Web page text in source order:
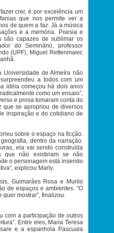
crer, é por excelência um
que nos permite ver a
de quem a faz. Já a música
e a memória. Poesia e
são capazes de sublimar os
do Seminário, professor
(UPF), Miguel Rettenmaier,
Universidade de Almeíra não
a todos com um
idéia começou há dois anos
como um ensaio”,
e prosa tomaram conta do
que se apropriou de diversos
inspiração e do cotidiano de
sobre o espaço na ficção.
dentro da narração.
ela vai sendo construída
que não existiriam se não
o personagem está inserido
explicou Marly.
Guimarães Rosa e Murilo
de espaços e ambientes. “O
mostrar”, finalizou.
com a participação de outros
Entre eles, Maria Teresa
e a espanhola Pascuala